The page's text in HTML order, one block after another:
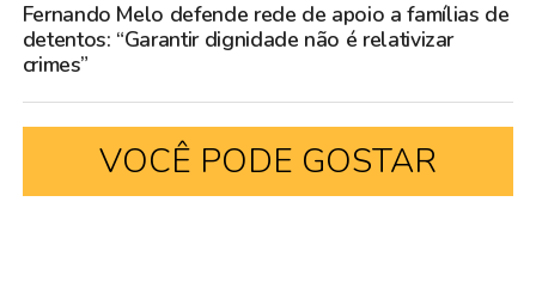
Fernando Melo defende rede de apoio a famílias de
detentos: “Garantir dignidade não é relativizar
crimes”
VOCÊ PODE GOSTAR